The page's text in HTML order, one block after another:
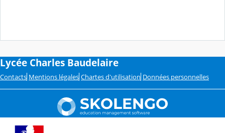
Lycée Charles Baudelaire
Contacts Mentions légales Chartes d'utilisation Données personnelles